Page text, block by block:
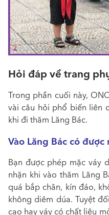
Hỏi đáp về trang
Trong phần cuối này,
vài câu hỏi phổ biến liên
khi đi thăm Lăng Bác.
Vào Lăng Bác có
Bạn được phép mặc váy
nhặn khi vào thăm Lăng
quá bắp chân, kín đáo,
không diêm dúa. Tuyệt
cao hay váy có chất liệu